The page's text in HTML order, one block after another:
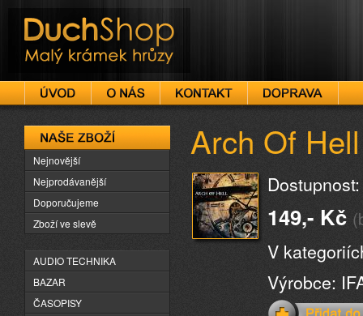
DuchShop
Arch Of
149,- Kč
V
Výrobce:
Naše zboží
Nejnovější
Nejprodávanější
Doporučujeme
Zboží ve slevě
AUDIO TECHNIKA
BAZAR
ČASOPISY